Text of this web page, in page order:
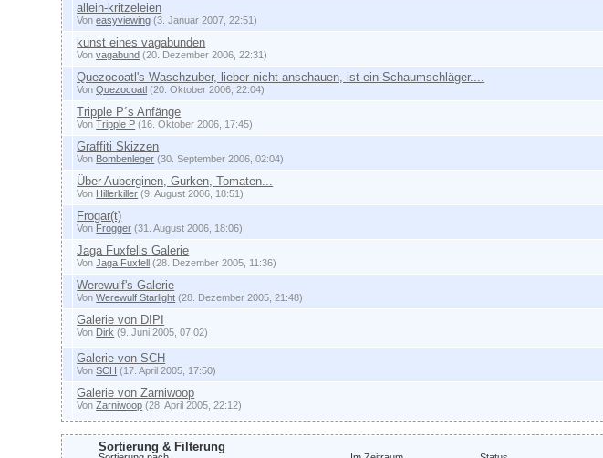
allein-kritzeleien
Voneasyviewing (3. Januar 2007, 22:51)
kunst eines vagabunden
Vonvagabund (20. Dezember 2006, 22:31)
Quezocoatl's Waschzuber, lieber nicht anschauen, ist ein Schaumschläger....
VonQuezocoatl (20. Oktober 2006, 22:04)
Tripple P´s Anfänge
VonTripple P (16. Oktober 2006, 17:45)
Graffiti Skizzen
Von Bombenleger (30. September 2006, 02:04)
Über Auberginen, Gurken, Tomaten...
Von Hillerkiller (9. August 2006, 18:51)
Frogar(t)
Von Frogger (31. August 2006, 18:06)
Jaga Fuxfells Galerie
VonJaga Fuxfell (28. Dezember 2005, 11:36)
Werewulf's Galerie
VonWerewulf Starlight (28. Dezember 2005, 21:48)
Galerie von DIPI
Von Dirk (9. Juni 2005, 07:02)
Galerie von SCH
VonSCH (17. April 2005, 17:50)
Galerie von Zarniwoop
VonZarniwoop (28. April 2005, 22:12)
Sortierung & Filterung